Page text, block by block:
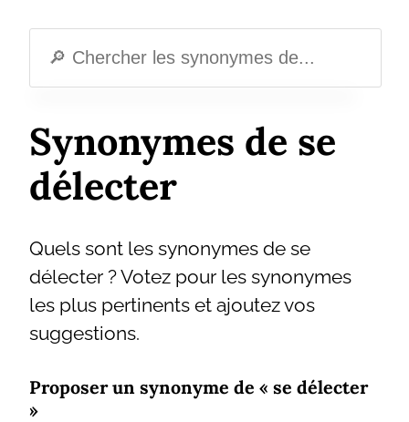
Synonymes de se
délecter
Quels sont les synonymes de se
délecter ? Votez pour les synonymes
les plus pertinents et ajoutez vos
suggestions.
Proposer un synonyme de « se délecter
»